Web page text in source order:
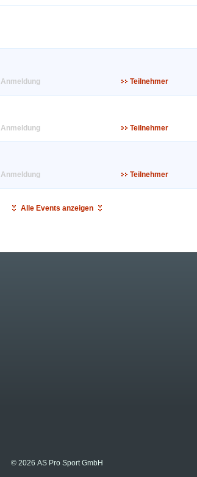
Anmeldung Teilnehmer
Anmeldung Teilnehmer
Anmeldung Teilnehmer
Alle Events anzeigen
© 2026 AS Pro Sport GmbH